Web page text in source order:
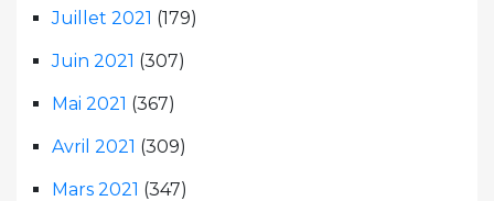
Juillet 2021 (179)
Juin 2021 (307)
Mai 2021 (367)
Avril 2021 (309)
Mars 2021 (347)